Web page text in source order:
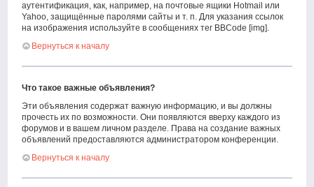
аутентификация, как, например, на почтовые ящики Hotmail или
Yahoo, защищённые паролями сайты и т. п. Для указания ссылок
на изображения используйте в сообщениях тег BBCode [img].
Вернуться к началу
Что такое важные объявления?
Эти объявления содержат важную информацию, и вы должны
прочесть их по возможности. Они появляются вверху каждого из
форумов и в вашем личном разделе. Права на создание важных
объявлений предоставляются администратором конференции.
Вернуться к началу